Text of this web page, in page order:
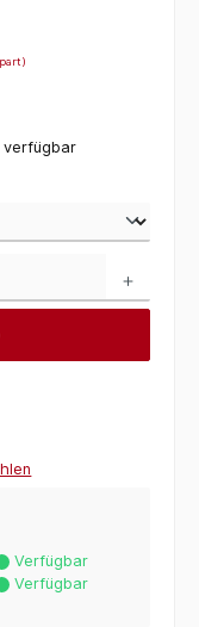
verfügbar
Verfügbar
Verfügbar